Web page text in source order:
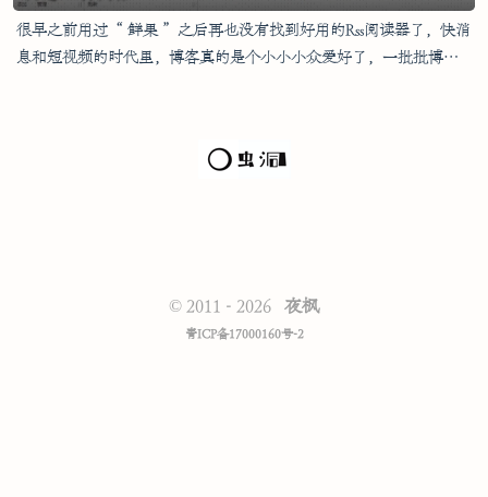
很早之前用过“ 鲜果 ”之后再也没有找到好用的Rss阅读器了，快消
息和短视频的时代里，博客真的是个小小小众爱好了，一批批博客
© 2011 - 2026 夜枫
青ICP备17000160号-2